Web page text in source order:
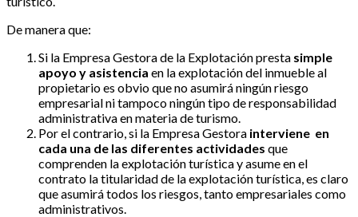
De manera que:
Si la Empresa Gestora de la Explotación presta simple
apoyo y asistencia en la explotación del inmueble al
propietario es obvio que no asumirá ningún riesgo
empresarial ni tampoco ningún tipo de responsabilidad
administrativa en materia de turismo.
Por el contrario, si la Empresa Gestora interviene en
cada una de las diferentes actividades que
comprenden la explotación turística y asume en el
contrato la titularidad de la explotación turística, es claro
que asumirá todos los riesgos, tanto empresariales como
administrativos.